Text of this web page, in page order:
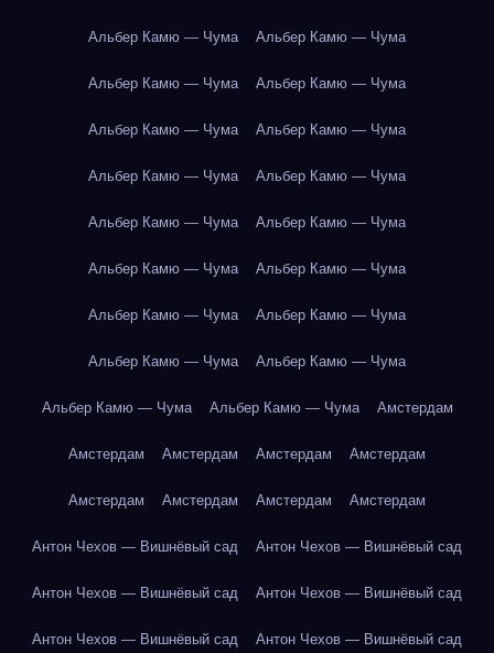
Альбер Камю — Чума Альбер Камю — Чума
Альбер Камю — Чума Альбер Камю — Чума
Альбер Камю — Чума Альбер Камю — Чума
Альбер Камю — Чума Альбер Камю — Чума
Альбер Камю — Чума Альбер Камю — Чума
Альбер Камю — Чума Альбер Камю — Чума
Альбер Камю — Чума Альбер Камю — Чума
Альбер Камю — Чума Альбер Камю — Чума
Альбер Камю — Чума Альбер Камю — Чума Амстердам
Амстердам Амстердам Амстердам Амстердам
Амстердам Амстердам Амстердам Амстердам
Антон Чехов — Вишнёвый сад Антон Чехов — Вишнёвый сад
Антон Чехов — Вишнёвый сад Антон Чехов — Вишнёвый сад
Антон Чехов — Вишнёвый сад Антон Чехов — Вишнёвый сад